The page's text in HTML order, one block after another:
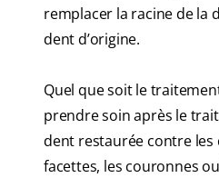
remplacer la racine de la
dent d’origine.
Quel que soit le
prendre soin après le
dent restaurée contre les
facettes, les couronnes